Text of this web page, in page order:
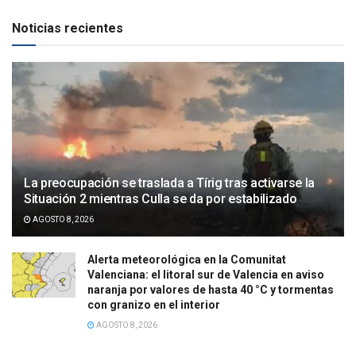
Noticias recientes
La preocupación se traslada a Tírig tras activarse la
Situación 2 mientras Culla se da por estabilizado
AGOSTO 8, 2026
Alerta meteorológica en la Comunitat
Valenciana: el litoral sur de Valencia en aviso
naranja por valores de hasta 40 °C y tormentas
con granizo en el interior
AGOSTO 8, 2026